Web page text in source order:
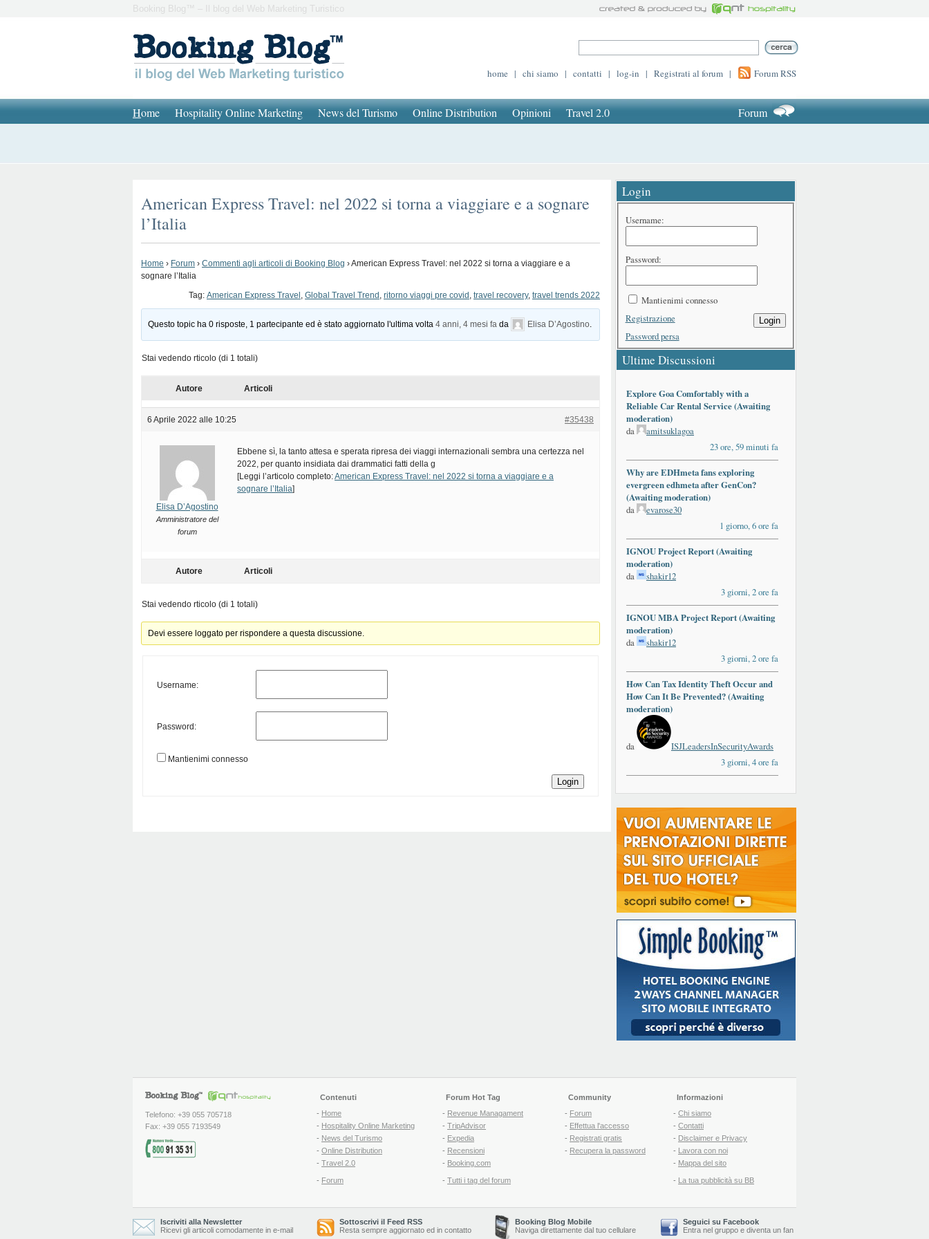
Booking Blog™ – Il blog del Web Marketing Turistico
home | chi siamo | contatti | log-in | Registrati al forum | Forum RSS
Home Hospitality Online Marketing News del Turismo Online Distribution Opinioni Travel 2.0 Forum
American Express Travel: nel 2022 si torna a viaggiare e a sognare
l’Italia
Home › Forum › Commenti agli articoli di Booking Blog ›American Express Travel: nel 2022 si torna a viaggiare e a
sognare l’Italia
Tag: American Express Travel , Global Travel Trend , ritorno viaggi pre covid , travel recovery, travel trends 2022
Questo topic ha 0 risposte, 1 partecipante ed è stato aggiornato l'ultima volta4 anni, 4 mesi fa da Elisa D’Agostino
Stai vedendo rticolo (di 1 totali)
Autore Articoli
6 Aprile 2022 alle 10:25 #35438
Elisa D’Agostino
Amministratore del
forum
Ebbene sì, la tanto attesa e sperata ripresa dei viaggi internazionali sembra una certezza nel
2022, per quanto insidiata dai drammatici fatti della g
[Leggi l’articolo completo:American Express Travel: nel 2022 si torna a viaggiare e a
sognare l’Italia]
Autore Articoli
Stai vedendo rticolo (di 1 totali)
Devi essere loggato per rispondere a questa discussione.
Username:
Password:
Mantienimi connesso
Login
Login
Username:
Password:
Mantienimi connesso
Login
Registrazione
Password persa
Ultime Discussioni
Explore Goa Comfortably with a
Reliable Car Rental Service (Awaiting
moderation)
da
amitsuklagoa
23 ore, 59 minuti fa
Why are EDHmeta fans exploring
evergreen edhmeta after GenCon?
(Awaiting moderation)
da
evarose30
1 giorno, 6 ore fa
IGNOU Project Report (Awaiting
moderation)
da
shakir12
3 giorni, 2 ore fa
IGNOU MBA Project Report (Awaiting
moderation)
da
shakir12
3 giorni, 2 ore fa
How Can Tax Identity Theft Occur and
How Can It Be Prevented? (Awaiting
moderation)
da
ISJLeadersInSecurityAwards
3 giorni, 4 ore fa
Telefono: +39 055 705718
Fax: +39 055 7193549
Contenuti
- Home
- Hospitality Online Marketing
- News del Turismo
- Online Distribution
- Travel 2.0
- Forum
Forum Hot Tag
- Revenue Managament
- TripAdvisor
- Expedia
- Recensioni
- Booking.com
- Tutti i tag del forum
Community
- Forum
- Effettua l'accesso
- Registrati gratis
- Recupera la password
Informazioni
- Chi siamo
- Contatti
- Disclaimer e Privacy
- Lavora con noi
- Mappa del sito
- La tua pubblicità su BB
Iscriviti alla Newsletter
Ricevi gli articoli comodamente in e-mail
Sottoscrivi il Feed RSS
Resta sempre aggiornato ed in contatto
Booking Blog Mobile
Naviga direttamente dal tuo cellulare
Seguici su Facebook
Entra nel gruppo e diventa un fan